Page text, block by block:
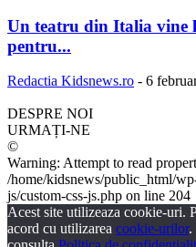
Un teatru din Italia vine
pentru...
Redactia Kidsnews.ro - 6
DESPRE NOI
URMAȚI-NE
©
Warning: Attempt to read
/home/kidsnews/public_html/
js/custom-css-js.php on line 204
Acest site utilizeaza cookie-uri.
acord cu utilizarea cookie-urilor.